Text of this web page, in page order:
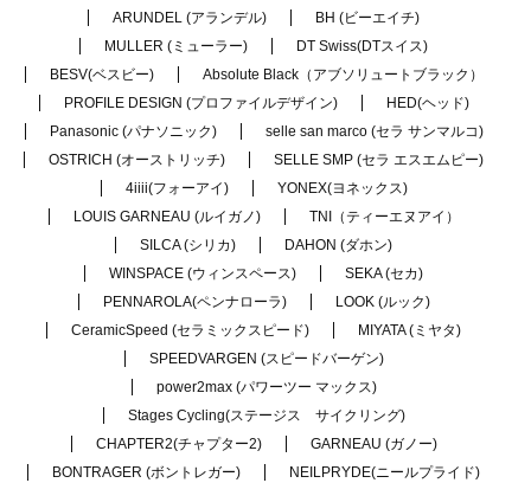
ARUNDEL (アランデル)
BH (ビーエイチ)
MULLER (ミューラー)
DT Swiss(DTスイス)
BESV(ベスビー)
Absolute Black（アブソリュートブラック）
PROFILE DESIGN (プロファイルデザイン)
HED(ヘッド)
Panasonic (パナソニック)
selle san marco (セラ サンマルコ)
OSTRICH (オーストリッチ)
SELLE SMP (セラ エスエムピー)
4iiii(フォーアイ)
YONEX(ヨネックス)
LOUIS GARNEAU (ルイガノ)
TNI（ティーエヌアイ）
SILCA (シリカ)
DAHON (ダホン)
WINSPACE (ウィンスペース)
SEKA (セカ)
PENNAROLA(ペンナローラ)
LOOK (ルック)
CeramicSpeed (セラミックスピード)
MIYATA (ミヤタ)
SPEEDVARGEN (スピードバーゲン)
power2max (パワーツー マックス)
Stages Cycling(ステージス サイクリング)
CHAPTER2(チャプター2)
GARNEAU (ガノー)
BONTRAGER (ボントレガー)
NEILPRYDE(ニールプライド)